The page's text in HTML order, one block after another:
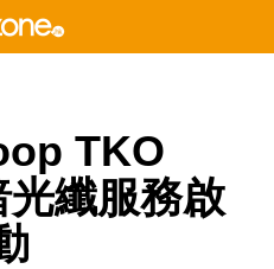
TKO
纖服務啟